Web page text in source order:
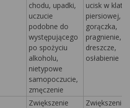
chodu, upadki,
uczucie
podobne do
występującego
po spożyciu
alkoholu,
nietypowe
samopoczucie,
zmęczenie
ucisk w klatce
piersiowej,
gorączka,
pragnienie,
dreszcze,
osłabienie
Zwiększenie
Zwiększenie